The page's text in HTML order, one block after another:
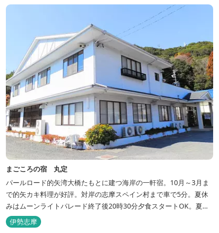
まごころの宿 丸定
パールロード的矢湾大橋たもとに建つ海岸の一軒宿。10月～3月ま
で的矢カキ料理が好評。対岸の志摩スペイン村まで車で5分。夏休
みはムーンライトパレード終了後20時30分夕食スタートOK。夏ガ
キ6月～8月も好評。
伊勢志摩